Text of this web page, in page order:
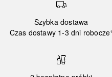
Szybka dostawa
Czas dostawy 1-3 dni robocze¹